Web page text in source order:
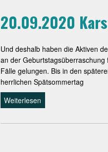
20.09.2020
Und deshalb haben die Aktiven
an der
Fälle gelungen. Bis in den
herrlichen Spätsommertag
Weiterlesen